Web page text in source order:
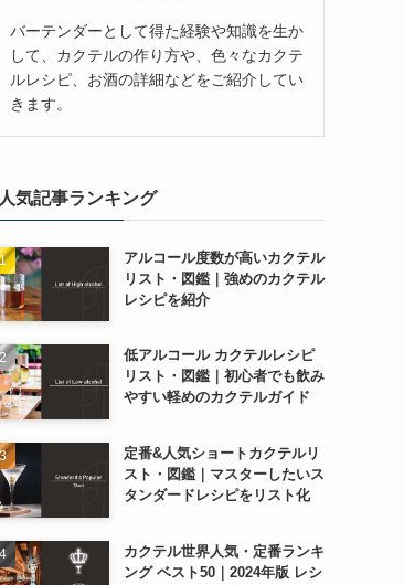
バーテンダーとして得た経験や知識を生か
して、カクテルの作り方や、色々なカクテ
ルレシピ、お酒の詳細などをご紹介してい
きます。
人気記事ランキング
アルコール度数が高いカクテル
リスト・図鑑｜強めのカクテル
レシピを紹介
低アルコール カクテルレシピ
リスト・図鑑｜初心者でも飲み
やすい軽めのカクテルガイド
定番&人気ショートカクテルリ
スト・図鑑｜マスターしたいス
タンダードレシピをリスト化
カクテル世界人気・定番ランキ
ング ベスト50｜2024年版 レシ